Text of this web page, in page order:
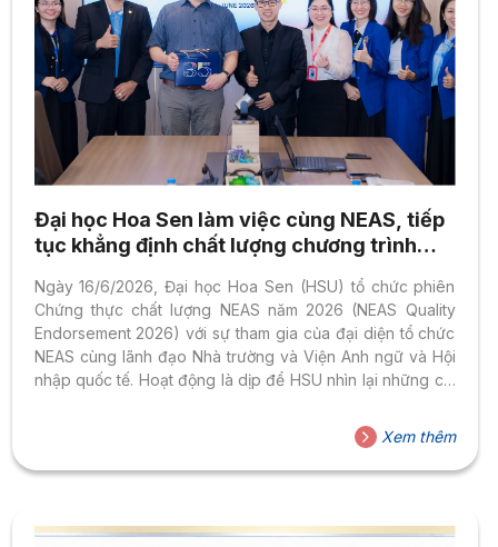
Đại học Hoa Sen làm việc cùng NEAS, tiếp
tục khẳng định chất lượng chương trình
Ngày 16/6/2026, Đại học Hoa Sen (HSU) tổ chức phiên
Chứng thực chất lượng NEAS năm 2026 (NEAS Quality
Endorsement 2026) với sự tham gia của đại diện tổ chức
NEAS cùng lãnh đạo Nhà trường và Viện Anh ngữ và Hội
nhập quốc tế. Hoạt động là dịp để HSU nhìn lại những cải
khẳng định cam kết nâng cao chất lượng đào tạo tiếng
Anh theo các chuẩn mực quốc tế. Tham dự chương trình
có PGS TS. Nguyễn Tuấn Đức – Phó Hiệu trưởng Đại...
Xem thêm